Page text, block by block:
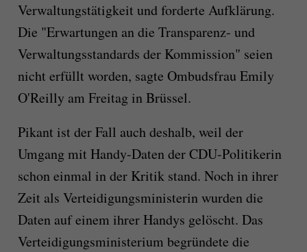
Verwaltungstätigkeit und forderte Aufklärung.
Die "Erwartungen an die Transparenz- und
Verwaltungsstandards der Kommission" seien
nicht erfüllt worden, sagte Ombudsfrau Emily
O'Reilly am Freitag in Brüssel.
Pikant ist der Fall auch deshalb, weil der
Umgang mit Handy-Daten der CDU-Politikerin
schon einmal in der Kritik stand. Noch in ihrer
Zeit als Verteidigungsministerin wurden die
Daten auf einem ihrer Handys gelöscht. Das
Verteidigungsministerium begründete die